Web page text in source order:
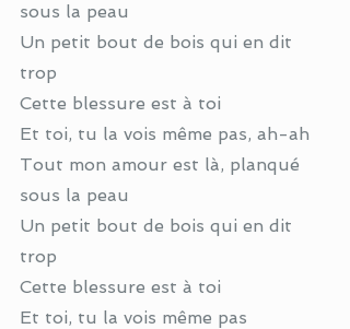
sous la peau
Un petit bout de bois qui en dit
trop
Cette blessure est à toi
Et toi, tu la vois même pas, ah-ah
Tout mon amour est là, planqué
sous la peau
Un petit bout de bois qui en dit
trop
Cette blessure est à toi
Et toi, tu la vois même pas